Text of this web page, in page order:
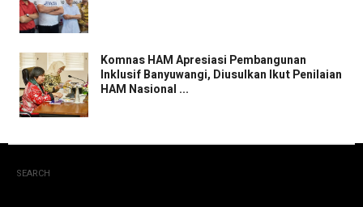
Komnas HAM Apresiasi Pembangunan
Inklusif Banyuwangi, Diusulkan Ikut Penilaian
HAM Nasional ...
SEARCH